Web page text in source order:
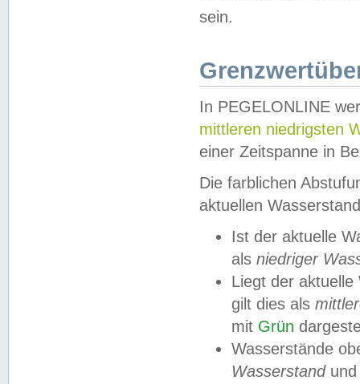
sein.
In PEGELONLINE
mittleren niedrigsten
einer Zeitspanne in
Die farblichen
aktuellen
Ist der aktuelle
als niedriger
Liegt der
gilt dies als
mit Grün
Wasserstände
Wasserstandund